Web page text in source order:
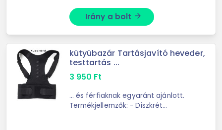
Irány a bolt arrow_forward
kütyübazár Tartásjavító heveder,
testtartás ...
3 950 Ft
... és férfiaknak egyaránt ajánlott.
Termékjellemzők: - Diszkrét